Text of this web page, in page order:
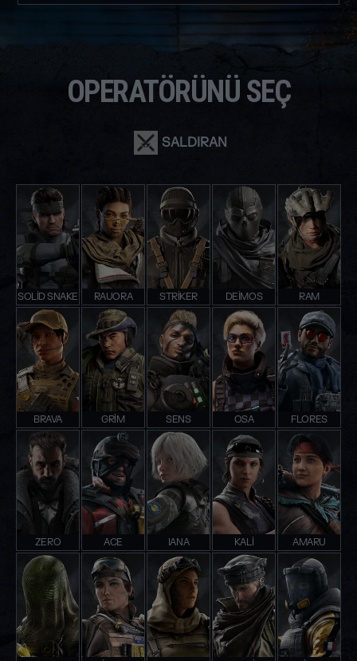
OPERATÖRÜNÜ SEÇ
SALDIRAN
SOLID SNAKE RAUORA STRIKER DEIMOS RAM
BRAVA GRIM SENS OSA FLORES
ZERO ACE IANA KALI AMARU